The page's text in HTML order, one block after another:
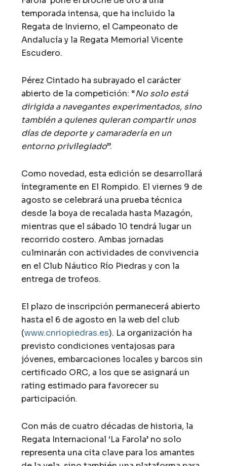
temporada intensa, que ha incluido la
Regata de Invierno, el Campeonato de
Andalucía y la Regata Memorial Vicente
Escudero.
Pérez Cintado ha subrayado el carácter
abierto de la competición: “No solo está
dirigida a navegantes experimentados, sino
también a quienes quieran compartir unos
días de deporte y camaradería en un
entorno privilegiado”.
Como novedad, esta edición se desarrollará
íntegramente en El Rompido. El viernes 9 de
agosto se celebrará una prueba técnica
desde la boya de recalada hasta Mazagón,
mientras que el sábado 10 tendrá lugar un
recorrido costero. Ambas jornadas
culminarán con actividades de convivencia
en el Club Náutico Río Piedras y con la
entrega de trofeos.
El plazo de inscripción permanecerá abierto
hasta el 6 de agosto en la web del club
(www.cnriopiedras.es). La organización ha
previsto condiciones ventajosas para
jóvenes, embarcaciones locales y barcos sin
certificado ORC, a los que se asignará un
rating estimado para favorecer su
participación.
Con más de cuatro décadas de historia, la
Regata Internacional ‘La Farola’ no solo
representa una cita clave para los amantes